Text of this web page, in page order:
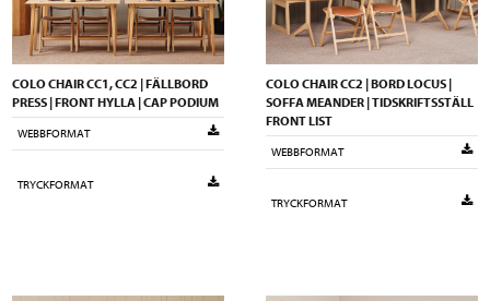
COLO CHAIR CC1, CC2 | FÄLLBORD
PRESS | FRONT HYLLA | CAP PODIUM
WEBBFORMAT
TRYCKFORMAT
COLO CHAIR CC2 | BORD LOCUS |
SOFFA MEANDER | TIDSKRIFTSSTÄLL
FRONT LIST
WEBBFORMAT
TRYCKFORMAT